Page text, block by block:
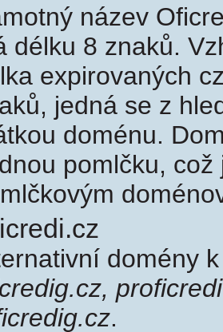
název
délku 8 znaků.
expirovaných
jedná se z
doménu.
pomlčku,
domény
.